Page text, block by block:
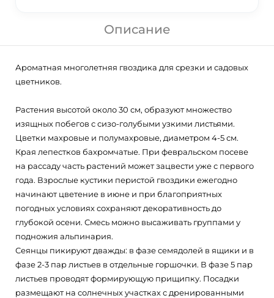
Описание
Ароматная многолетняя гвоздика для срезки и садовых
цветников.
Растения высотой около 30 см, образуют множество
изящных побегов с сизо-голубыми узкими листьями.
Цветки махровые и полумахровые, диаметром 4-5 см.
Края лепестков бахромчатые. При февральском посеве
на рассаду часть растений может зацвести уже с первого
года. Взрослые кустики перистой гвоздики ежегодно
начинают цветение в июне и при благоприятных
погодных условиях сохраняют декоративность до
глубокой осени. Смесь можно высаживать группами у
подножия альпинария.
Сеянцы пикируют дважды: в фазе семядолей в ящики и в
фазе 2-3 пар листьев в отдельные горшочки. В фазе 5 пар
листьев проводят формирующую прищипку. Посадки
размещают на солнечных участках с дренированными